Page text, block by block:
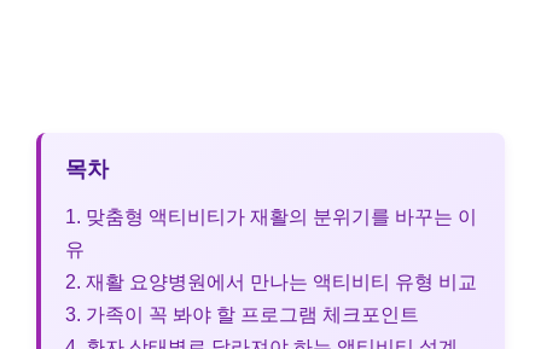
목차
1. 맞춤형 액티비티가 재활의 분위기를 바꾸는 이
유
2. 재활 요양병원에서 만나는 액티비티 유형 비교
3. 가족이 꼭 봐야 할 프로그램 체크포인트